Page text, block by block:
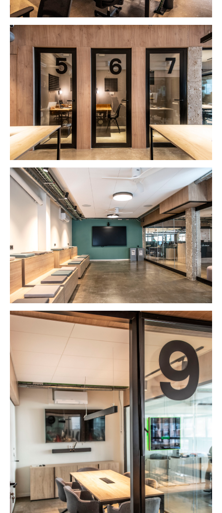
STANDS
OFICINAS
VIVIENDAS
EMPRESA
CLIENTES
CONTACTO
Español
English
-
INSTAGRAM
PINTEREST
-
Lincoln 2, pis 3
08006 Barcelona
+34 629 802 397
info@marferrer.com
Copyright Mar Ferrer Studio 2026